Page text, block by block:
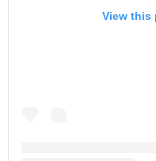
View this